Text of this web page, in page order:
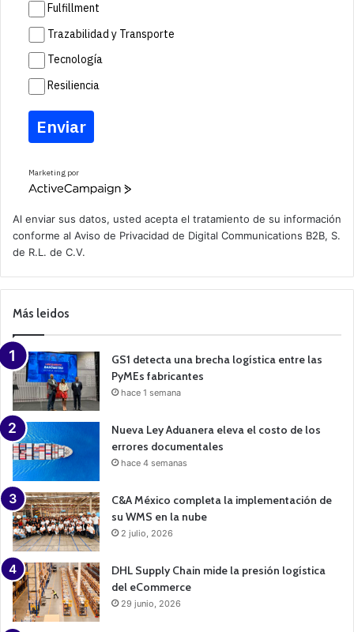
Fulfillment
Trazabilidad y Transporte
Tecnología
Resiliencia
Enviar
Marketing por
A
v
e
a
m
a
n
Al enviar sus datos, usted acepta el tratamiento de su información
conforme al Aviso de Privacidad de Digital Communications B2B, S.
de R.L. de C.V.
Más leidos
GS1 detecta una brecha logística entre las
PyMEs fabricantes
hace 1 semana
Nueva Ley Aduanera eleva el costo de los
errores documentales
hace 4 semanas
C&A México completa la implementación de
su WMS en la nube
2 julio, 2026
DHL Supply Chain mide la presión logística
del eCommerce
29 junio, 2026